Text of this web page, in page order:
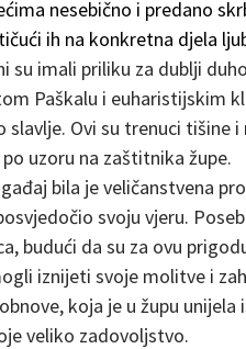
nesebično i predano
ih na konkretna djela
su imali priliku za dublji
Paškalu i euharistijskim
Ovi su trenuci tišine
uzoru na zaštitnika župe.
bila je veličanstvena
svoju vjeru.
budući da su za ovu
iznijeti svoje molitve i
koja je u župu
veliko zadovoljstvo.